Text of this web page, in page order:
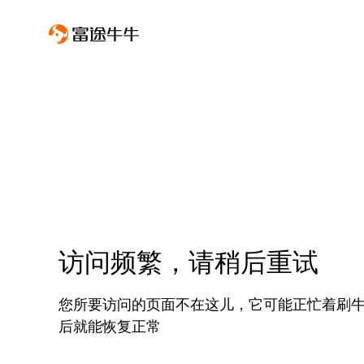
访问频繁，请稍后重试
您所要访问的页面不在这儿，它可能正忙着刷
后就能恢复正常